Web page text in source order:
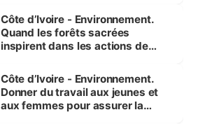
Côte d’Ivoire - Environnement.
Quand les forêts sacrées
inspirent dans les actions de
Côte d’Ivoire - Environnement.
Donner du travail aux jeunes et
aux femmes pour assurer la